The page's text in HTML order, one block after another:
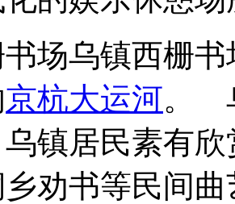
场乌镇西栅
京杭大运河。
镇居民素有欣
劝书等民间